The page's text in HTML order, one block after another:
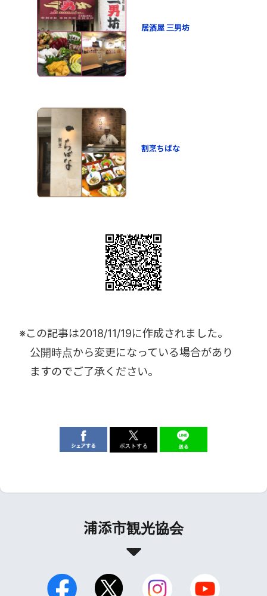
居酒屋 三男坊
割烹ちばな
※この記事は2018/11/19に作成されました。
公開時点から変更になっている場合があり
ますのでご了承ください。
浦添市観光協会